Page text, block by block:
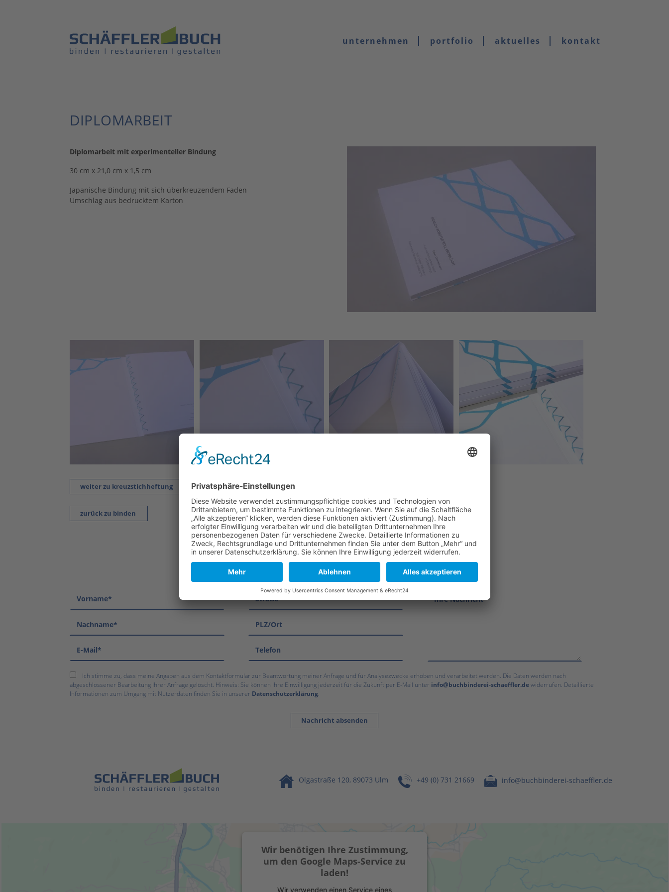
unternehmen portfolio aktuelles kontakt
DIPLOMARBEIT
Diplomarbeit mit experimenteller Bindung
30 cm x 21,0 cm x 1,5 cm
Japanische Bindung mit sich überkreuzendem Faden
Umschlag aus bedrucktem Karton
weiter zu kreuzstichheftung
zurück zu binden
KONTAKTIEREN SIE UNS
Ich stimme zu, dass meine Angaben aus dem Kontaktformular zur Beantwortung meiner Anfrage und für Analysezwecke erhoben und verarbeitet werden. Die Daten werden nach
abgeschlossener Bearbeitung Ihrer Anfrage gelöscht. Hinweis: Sie können Ihre Einwilligung jederzeit für die Zukunft per E-Mail unter info@buchbinderei-schaeffler.dewiderrufen. Detaillierte
Informationen zum Umgang mit Nutzerdaten finden Sie in unserer Datenschutzerklärung.
Nachricht absenden
Olgastraße 120, 89073 Ulm +49 (0) 731 21669 info@buchbinderei-schaeffler.de
Wir benötigen Ihre Zustimmung,
um den Google Maps-Service zu
laden!
Wir verwenden einen Service eines